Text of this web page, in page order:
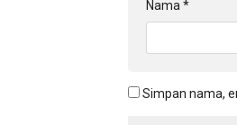
Nama *
Simpan nama,